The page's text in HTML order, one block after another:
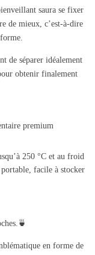
saura se fixer
de mieux, c’est-à-dire
de séparer idéalement
obtenir finalement
premium
250 °C et au froid
facile à stocker
en forme de